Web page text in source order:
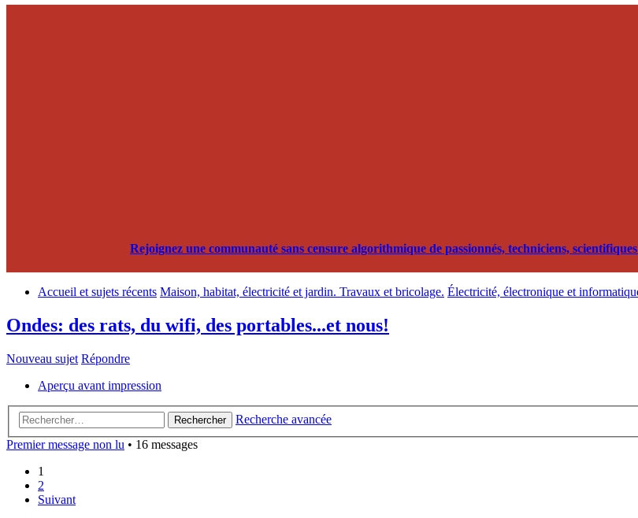
Rejoignez une communauté sans censure algorithmique de passionnés, techniciens,
Accueil et sujets récents Maison, habitat, électricité et jardin. Travaux et bricolage. Électricité, électronique et
Ondes: des rats, du wifi, des portables...et nous!
Nouveau sujet Répondre
Aperçu avant impression
Rechercher
Recherche avancée
Premier message non lu • 16 messages
1
2
Suivant